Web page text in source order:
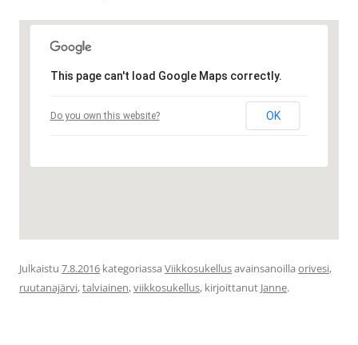
This page can't load Google Maps correctly.
Do you own this website? OK
Julkaistu 7.8.2016 kategoriassa Viikkosukellusavainsanoilla orivesi,
ruutanajärvi,talviainen,viikkosukellus, kirjoittanut Janne.